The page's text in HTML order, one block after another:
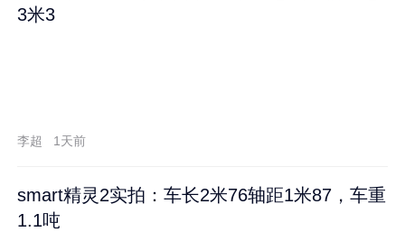
3米3
李超 1天前
smart精灵2实拍：车长2米76轴距1米87，车重
1.1吨